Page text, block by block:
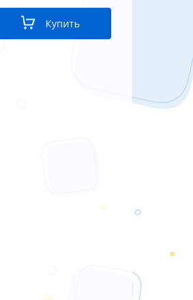
Купить